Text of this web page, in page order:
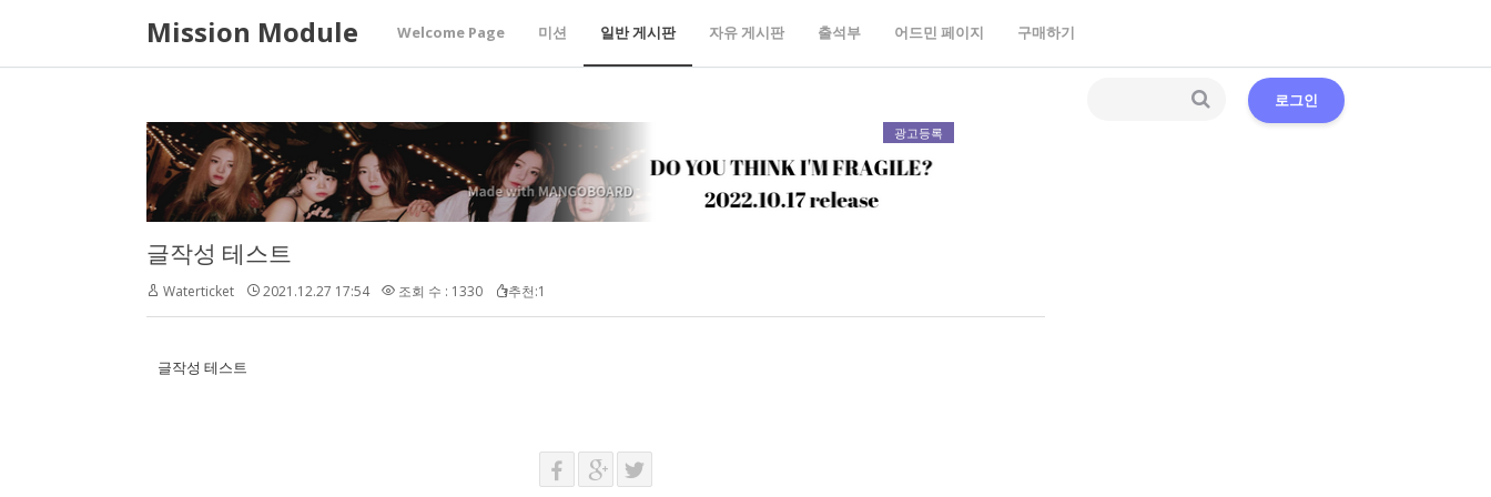
Mission Module Welcome Page 미션 일반 게시판 자유 게시판 출석부 어드민 페이지 구매하기
로그인
광고등록
글작성 테스트
Waterticket 2021.12.27 17:54 조회 수 : 1330 추천:1
글작성 테스트